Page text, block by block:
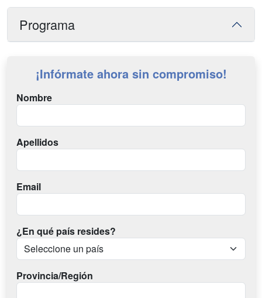
Programa
¡Infórmate ahora sin compromiso!
Nombre
Apellidos
Email
¿En qué país resides?
Provincia/Región